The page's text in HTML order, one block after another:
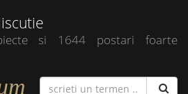
si 1644 postari foarte